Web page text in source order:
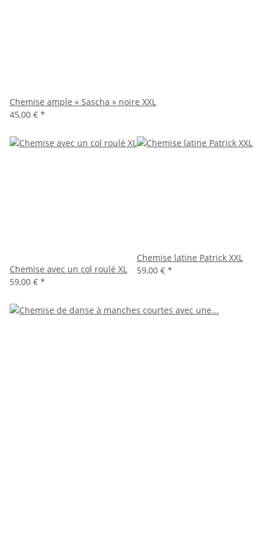
Chemise ample « Sascha » noire XXL
45,00 € *
Chemise avec un col roulé XL
59,00 € *
Chemise latine Patrick XXL
59,00 € *